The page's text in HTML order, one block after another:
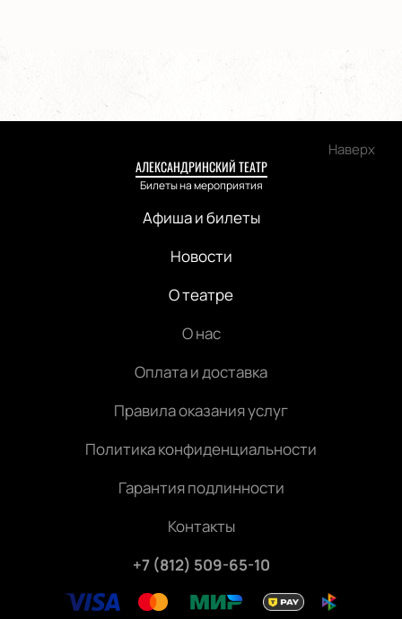
Наверх
АЛЕКСАНДРИНСКИЙ ТЕАТР
Билеты на мероприятия
Афиша и билеты
Новости
О театре
О нас
Оплата и доставка
Правила оказания услуг
Политика конфиденциальности
Гарантия подлинности
Контакты
+7 (812) 509-65-10